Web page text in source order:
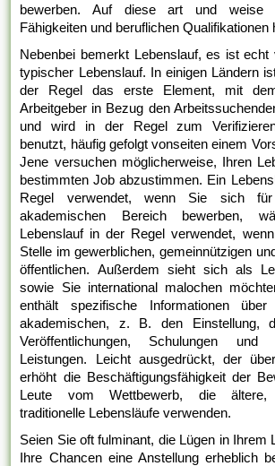
bewerben. Auf diese art und weise
Fähigkeiten und beruflichen Qualifikationen
Nebenbei bemerkt Lebenslauf, es ist echt
typischer Lebenslauf. In einigen Ländern
der Regel das erste Element, mit
Arbeitgeber in Bezug den
und wird in der Regel zum
benutzt, häufig gefolgt vonseiten einem
Jene versuchen möglicherweise, Ihren
bestimmten Job abzustimmen. Ein
Regel verwendet, wenn Sie sich
akademischen Bereich bewerben,
Lebenslauf in der Regel verwendet,
Stelle im gewerblichen, gemeinnützigen
öffentlichen. Außerdem sieht sich als
sowie Sie international malochen
enthält spezifische Informationen
akademischen, z. B. den Einstellung,
Veröffentlichungen, Schulungen und
Leistungen. Leicht ausgedrückt, der
erhöht die Beschäftigungsfähigkeit der
Leute vom Wettbewerb, die ältere,
traditionelle Lebensläufe verwenden.
Seien Sie oft fulminant, die Lügen in Ihrem
Ihre Chancen eine Anstellung erheblich